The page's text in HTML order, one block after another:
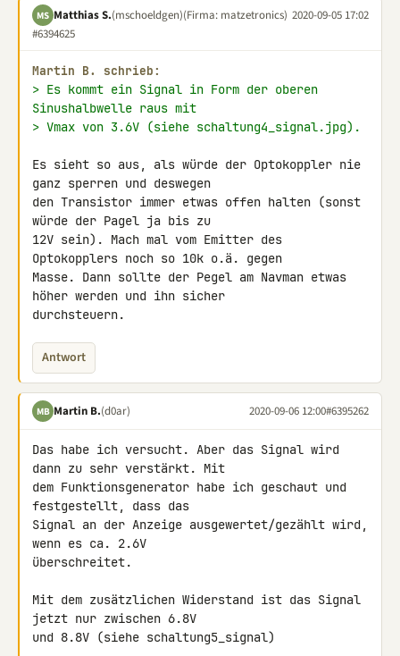
MS Matthias S.(mschoeldgen)(Firma: matzetronics) 2020-09-05 17:02
#6394625
Martin B. schrieb:
> Es kommt ein Signal in Form der oberen
Sinushalbwelle raus mit
> Vmax von 3.6V (siehe schaltung4_signal.jpg).
Es sieht so aus, als würde der Optokoppler nie
ganz sperren und deswegen
den Transistor immer etwas offen halten (sonst
würde der Pagel ja bis zu
12V sein). Mach mal vom Emitter des
Optokopplers noch so 10k o.ä. gegen
Masse. Dann sollte der Pegel am Navman etwas
höher werden und ihn sicher
durchsteuern.
Antwort
MB Martin B.(d0ar) 2020-09-06 12:00#6395262
Das habe ich versucht. Aber das Signal wird
dann zu sehr verstärkt. Mit
dem Funktionsgenerator habe ich geschaut und
festgestellt, dass das
Signal an der Anzeige ausgewertet/gezählt wird,
wenn es ca. 2.6V
überschreitet.
Mit dem zusätzlichen Widerstand ist das Signal
jetzt nur zwischen 6.8V
und 8.8V (siehe schaltung5_signal)